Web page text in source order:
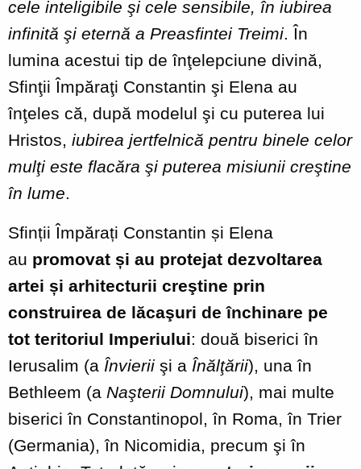
cele inteligibile şi cele sensibile, în iubirea
infinită şi eternă a Preasfintei Treimi. În
lumina acestui tip de înţelepciune divină,
Sfinţii Împăraţi Constantin şi Elena au
înţeles că, după modelul şi cu puterea lui
Hristos, iubirea jertfelnică pentru binele celor
mulţi este flacăra şi puterea misiunii creştine
în lume.
Sfinții Împărați Constantin și Elena
au promovat și au protejat dezvoltarea
artei și arhitecturii creştine prin
construirea de lăcaşuri de închinare pe
tot teritoriul Imperiului: două biserici în
Ierusalim (a Învierii şi a Înălţării), una în
Bethleem (a Naşterii Domnului), mai multe
biserici în Constantinopol, în Roma, în Trier
(Germania), în Nicomidia, precum şi în